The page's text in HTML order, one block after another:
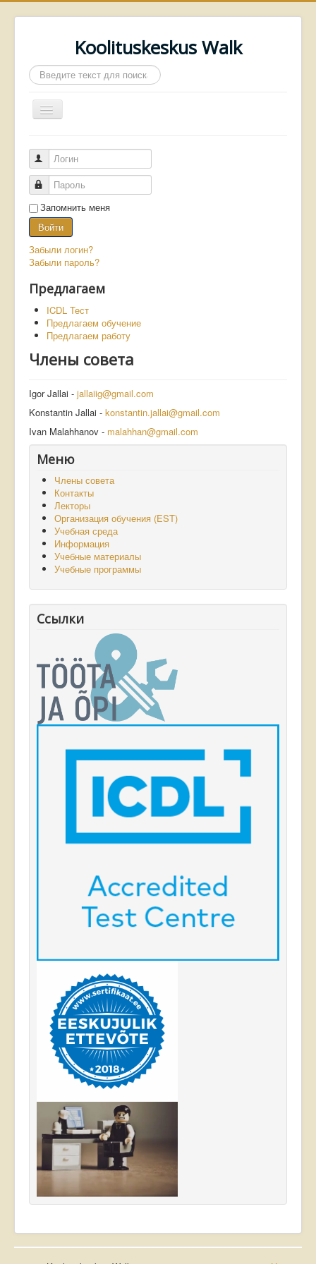
Koolituskeskus Walk
Искать...
Включить/
выключить
Главная
Архив газеты WALK
Логин
Пароль
Запомнить меня
Войти
Забыли логин?
Забыли пароль?
Предлагаем
ICDL Тест
Предлагаем обучение
Предлагаем работу
Члены совета
Igor Jallai - jallaiig@gmail.com
Konstantin Jallai - konstantin.jallai@gmail.com
Ivan Malahhanov - malahhan@gmail.com
Меню
Члены совета
Контакты
Лекторы
Организация обучения (EST)
Учебная среда
Информация
Учебные материалы
Учебные программы
Ссылки